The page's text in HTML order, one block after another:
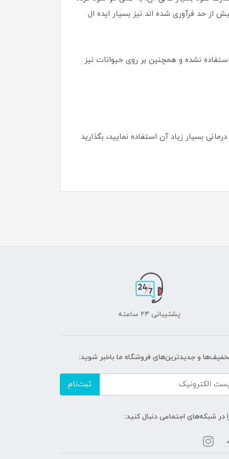
حد فرآوری شده اند نیز بسیار ایده ال
نشده و همچنین بر روی حیوانات نیز
می خواهید از قدرت درمانی بسیار زیاد آن استفاده نمایید، بگذارید
پشتیبانی ۲۴ ساعته
و جدیدترین‌های فروشگاه ما باخبر شوید:
ثبت‌نام
در شبکه‌های اجتماعی دنبال کنید: